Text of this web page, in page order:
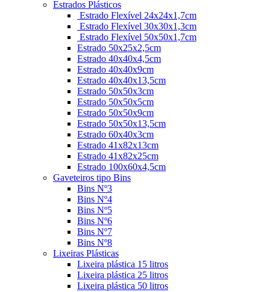
Estrados Plásticos
Estrado Flexível 24x24x1,7cm
Estrado Flexível 30x30x1,3cm
Estrado Flexível 50x50x1,7cm
Estrado 50x25x2,5cm
Estrado 40x40x4,5cm
Estrado 40x40x9cm
Estrado 40x40x13,5cm
Estrado 50x50x3cm
Estrado 50x50x5cm
Estrado 50x50x9cm
Estrado 50x50x13,5cm
Estrado 60x40x3cm
Estrado 41x82x13cm
Estrado 41x82x25cm
Estrado 100x60x4,5cm
Gaveteiros tipo Bins
Bins Nº3
Bins Nº4
Bins Nº5
Bins Nº6
Bins Nº7
Bins Nº8
Lixeiras Plásticas
Lixeira plástica 15 litros
Lixeira plástica 25 litros
Lixeira plástica 50 litros